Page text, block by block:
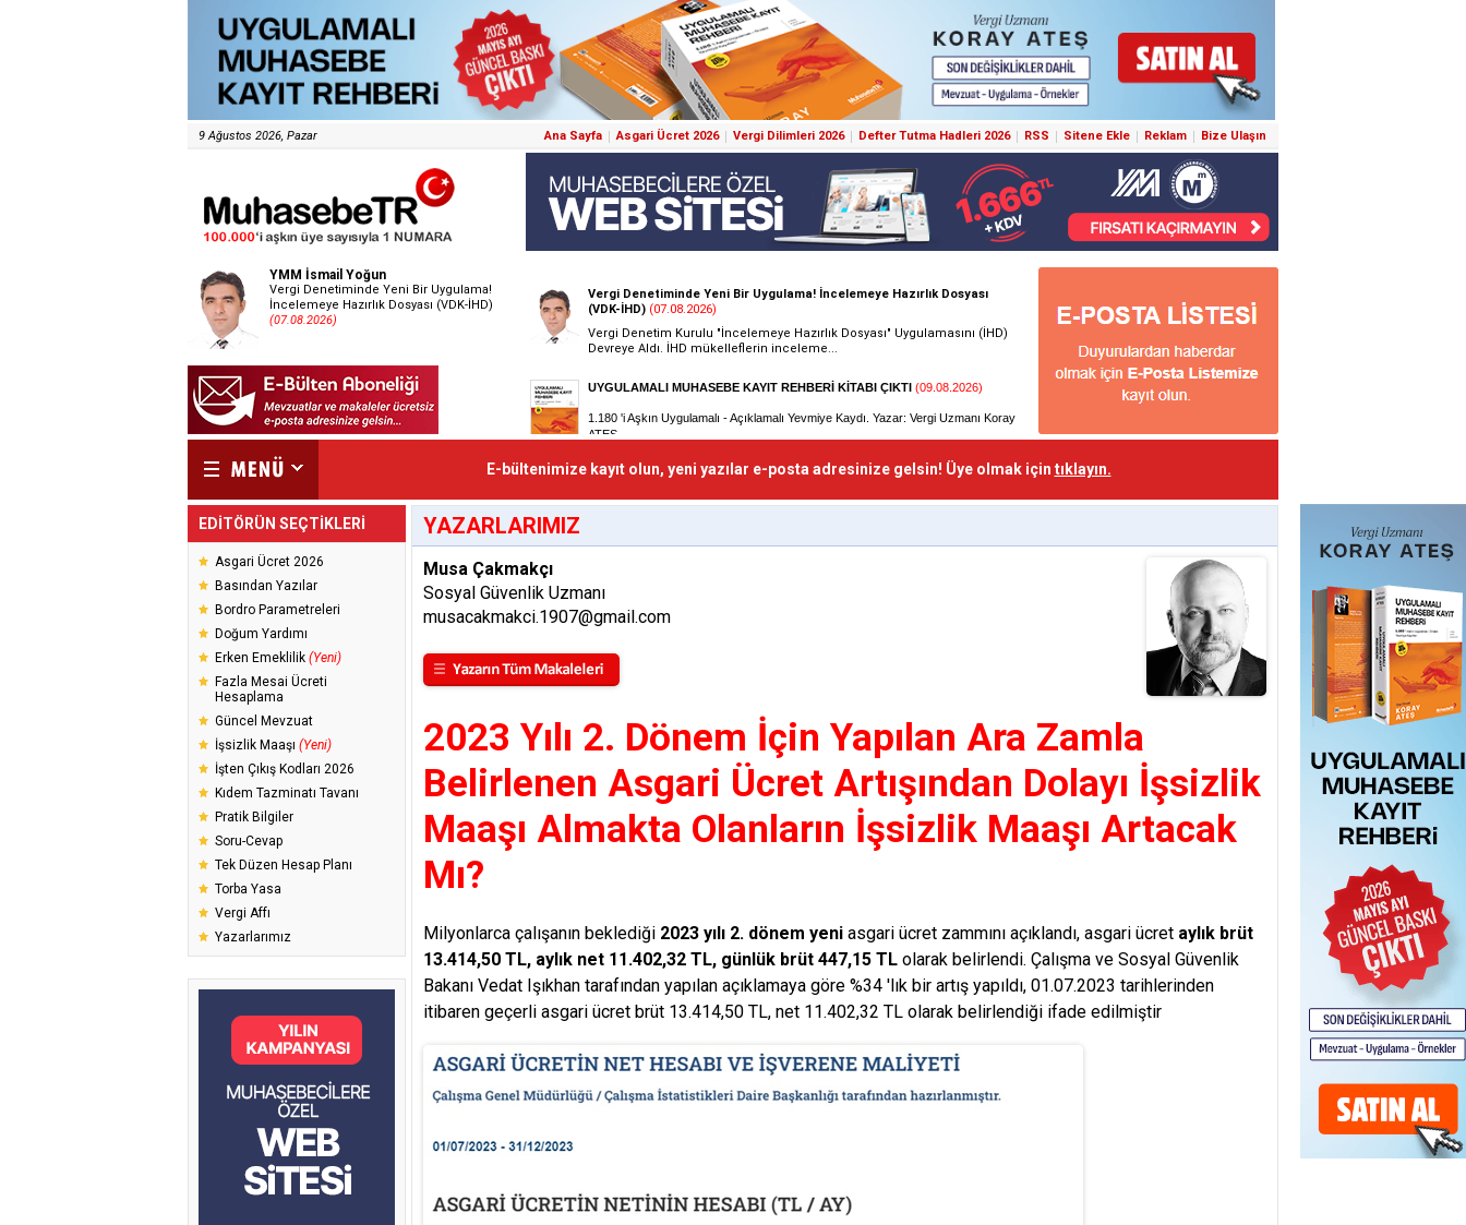
9 Ağustos 2026, Pazar Ana Sayfa Asgari Ücret 2026 Vergi Dilimleri 2026 Defter Tutma Hadleri 2026 RSS Sitene Ekle Reklam Bize Ulaşın
YMM İsmail Yoğun
Vergi Denetiminde Yeni Bir Uygulama!
İncelemeye Hazırlık Dosyası (VDK-İHD)
(07.08.2026)
E-bültenimize kayıt olun, yeni yazılar e-posta adresinize gelsin! Üye olmak için tıklayın.
EDİTÖRÜN SEÇTİKLERİ
Asgari Ücret 2026
Basından Yazılar
Bordro Parametreleri
Doğum Yardımı
Erken Emeklilik (Yeni)
Fazla Mesai Ücreti
Hesaplama
Güncel Mevzuat
İşsizlik Maaşı (Yeni)
İşten Çıkış Kodları 2026
Kıdem Tazminatı Tavanı
Pratik Bilgiler
Soru-Cevap
Tek Düzen Hesap Planı
Torba Yasa
Vergi Affı
Yazarlarımız
YAZARLARIMIZ
Musa Çakmakçı
Sosyal Güvenlik Uzmanı
musacakmakci.1907@gmail.com
2023 Yılı 2. Dönem İçin Yapılan Ara Zamla
Belirlenen Asgari Ücret Artışından Dolayı İşsizlik
Maaşı Almakta Olanların İşsizlik Maaşı Artacak
Mı?
Milyonlarca çalışanın beklediği 2023 yılı 2. dönem yeni asgari ücret zammını açıklandı, asgari ücret aylık brüt
13.414,50 TL, aylık net 11.402,32 TL, günlük brüt 447,15 TL olarak belirlendi. Çalışma ve Sosyal Güvenlik
Bakanı Vedat Işıkhan tarafından yapılan açıklamaya göre %34 'lık bir artış yapıldı, 01.07.2023 tarihlerinden
itibaren geçerli asgari ücret brüt 13.414,50 TL, net 11.402,32 TL olarak belirlendiği ifade edilmiştir